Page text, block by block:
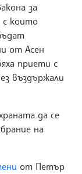
за
с които
от Асен
приети с
въздържали
да се
на
от Петър